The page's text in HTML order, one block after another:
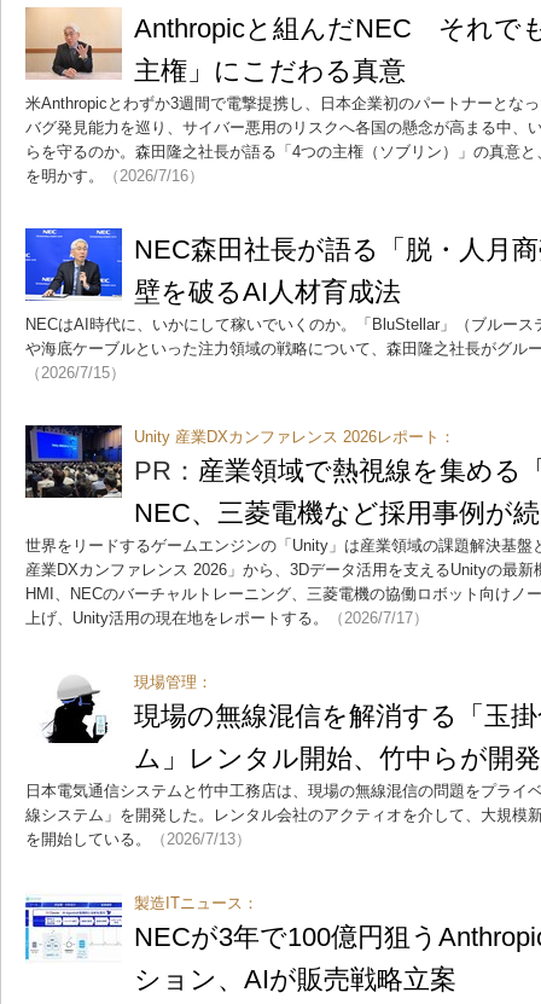
Anthropicと組んだNEC それで
主権」にこだわる真意
米Anthropicとわずか3週間で電撃提携し、日本企業初のパートナーとな
バグ発見能力を巡り、サイバー悪用のリスクへ各国の懸念が高まる中、
らを守るのか。森田隆之社長が語る「4つの主権（ソブリン）」の真意
を明かす。
（2026/7/16）
NEC森田社長が語る「脱・人月
壁を破るAI人材育成法
NECはAI時代に、いかにして稼いでいくのか。「BluStellar」（ブルー
や海底ケーブルといった注力領域の戦略について、森田隆之社長がグル
（2026/7/15）
Unity 産業DXカンファレンス 2026レポート：
PR： 産業領域で熱視線を集め
NEC、三菱電機など採用事例が
世界をリードするゲームエンジンの「Unity」は産業領域の課題解決基
産業DXカンファレンス 2026」から、3Dデータ活用を支えるUnityの最
HMI、NECのバーチャルトレーニング、三菱電機の協働ロボット向けノ
上げ、Unity活用の現在地をレポートする。
（2026/7/17）
現場管理：
現場の無線混信を解消する「玉
ム」レンタル開始、竹中らが開発
日本電気通信システムと竹中工務店は、現場の無線混信の問題をプライ
線システム」を開発した。レンタル会社のアクティオを介して、大規模
を開始している。
（2026/7/13）
製造ITニュース：
NECが3年で100億円狙う
ション、AIが販売戦略立案